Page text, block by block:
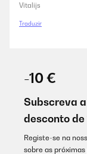
Vitalijs
Traduzir
-10 €
Subscreva
desconto
Registe-se na
sobre as